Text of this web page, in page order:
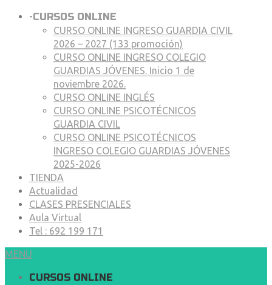
-CURSOS ONLINE
CURSO ONLINE INGRESO GUARDIA CIVIL
2026 – 2027 (133 promoción)
CURSO ONLINE INGRESO COLEGIO
GUARDIAS JÓVENES. Inicio 1 de
noviembre 2026.
CURSO ONLINE INGLÉS
CURSO ONLINE PSICOTÉCNICOS
GUARDIA CIVIL
CURSO ONLINE PSICOTÉCNICOS
INGRESO COLEGIO GUARDIAS JÓVENES
2025-2026
TIENDA
Actualidad
CLASES PRESENCIALES
Aula Virtual
Tel : 692 199 171
MENU
CURSOS ONLINE